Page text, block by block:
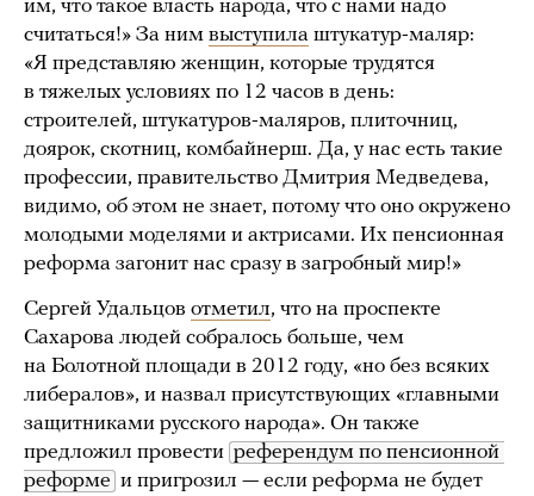
им, что такое власть народа, что с нами надо
считаться!» За ним выступила штукатур-маляр:
«Я представляю женщин, которые трудятся
в тяжелых условиях по 12 часов в день:
строителей, штукатуров-маляров, плиточниц,
доярок, скотниц, комбайнерш. Да, у нас есть такие
профессии, правительство Дмитрия Медведева,
видимо, об этом не знает, потому что оно окружено
молодыми моделями и актрисами. Их пенсионная
реформа загонит нас сразу в загробный мир!»
Сергей Удальцов отметил, что на проспекте
Сахарова людей собралось больше, чем
на Болотной площади в 2012 году, «но без всяких
либералов», и назвал присутствующих «главными
защитниками русского народа». Он также
предложил провести референдум по пенсионной
реформе и пригрозил — если реформа не будет